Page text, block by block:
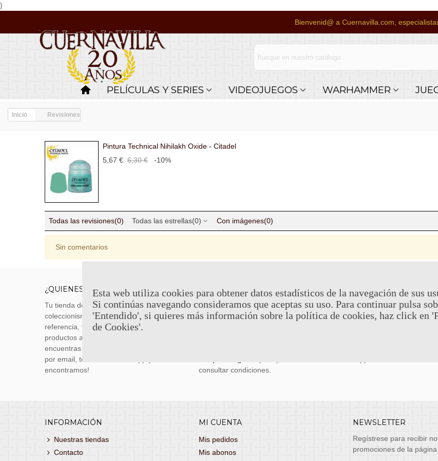
}
Bienvenid@ a Cuernavilla.com,
PELÍCULAS Y SERIES VIDEOJUEGOS WARHAMMER
Inicio Revisiones
Pintura Technical Nihilakh Oxide - Citadel
5,67 € 6,30 € -10%
Todas las revisiones(0) Todas las estrellas(0) Con imágenes(0)
Sin comentarios
¿QUIENES SOMOS?
Tu tienda de merchandising, artículos de
coleccionismo y réplicas históricas de
referencia, tenemos una gran variedad de
productos a los mejores precios. Si no
encuentras lo que buscas, danos un toque
por email, teléfono o Whatsapp y te lo
encontramos!
ENVÍOS Y DEVOLUCIONES
Envíos muy económicos en 24h a través de diversos
transportistas, entrega de lunes a viernes no festivos, si
consultar condiciones.
Teléfono
email:
INFORMACIÓN
Nuestras tiendas
Contacto
MI CUENTA
Mis pedidos
Mis abonos
NEWSLETTER
Regístrese para recibir
promociones de la página
Esta web utiliza cookies para obtener datos estadísticos de la navegación de sus
Si continúas navegando consideramos que aceptas su uso. Para continuar pulsa
'Entendido', si quieres más información sobre la política de cookies, haz click en
de Cookies'.